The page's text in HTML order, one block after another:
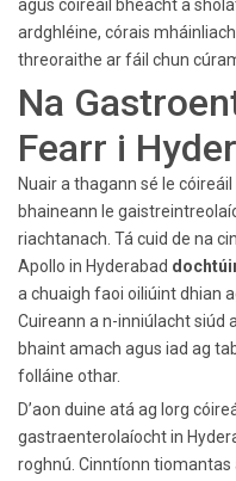
agus cóireáil bheacht a
ardghléine, córais
threoraithe ar fáil chun
Na
Fearr i
Nuair a thagann sé le
bhaineann le
riachtanach. Tá cuid de na
Apollo in Hyderabad
a chuaigh faoi oiliúint dhian
Cuireann a n-inniúlacht siúd
bhaint amach agus iad ag
folláine othar.
D’aon duine atá ag lorg
gastraenterolaíocht in
roghnú. Cinntíonn